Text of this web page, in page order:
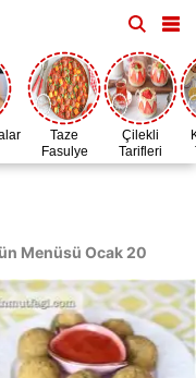
Taze
Fasulye
Zamanı
Çilekli
Tarifleri
Menüsü Ocak 20